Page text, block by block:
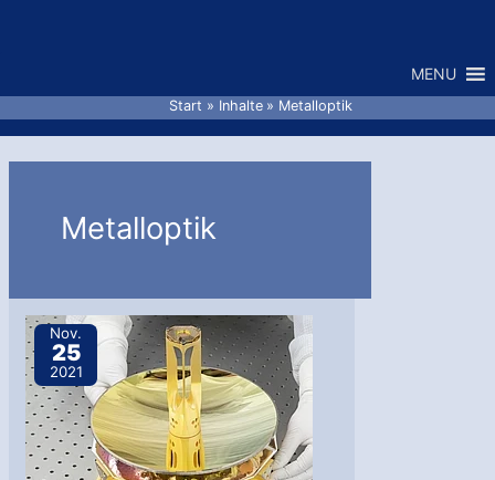
MENU
Start Inhalte Metalloptik
Metalloptik
Nov.
25
2021